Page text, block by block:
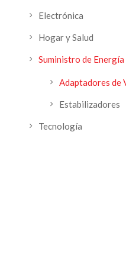
Electrónica
Hogar y Salud
Suministro de Energía
Adaptadores de
Estabilizadores
Tecnología